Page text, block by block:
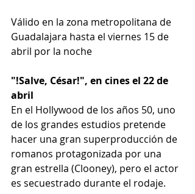
Válido en la zona metropolitana de
Guadalajara hasta el viernes 15 de
abril por la noche
"!Salve, César!", en cines el 22 de
abril
En el Hollywood de los años 50, uno
de los grandes estudios pretende
hacer una gran superproducción de
romanos protagonizada por una
gran estrella (Clooney), pero el actor
es secuestrado durante el rodaje.